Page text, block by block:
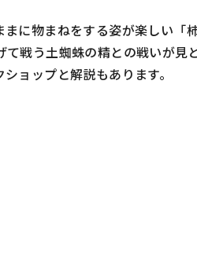
に物まねをする姿が楽しい「柿
戦う土蜘蛛の精との戦いが見
ョップと解説もあります。